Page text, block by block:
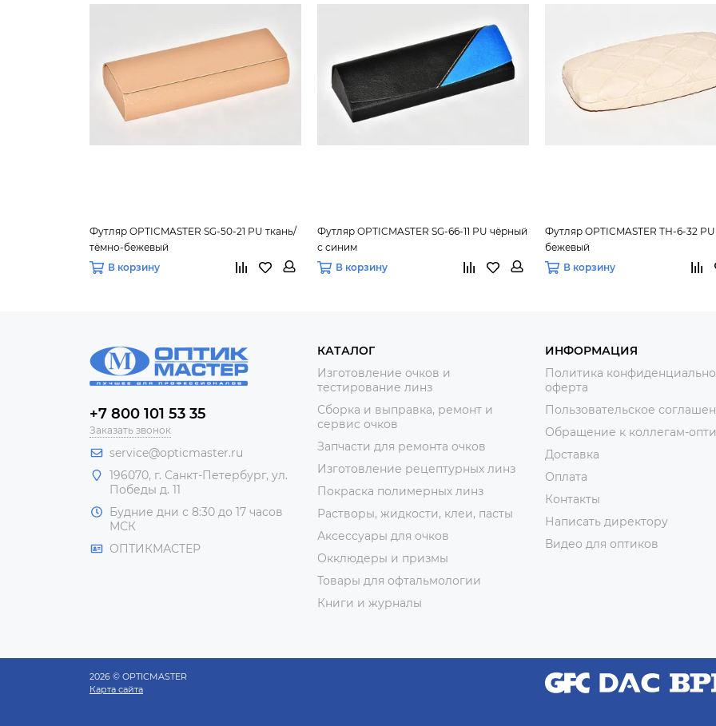
Футляр OPTICMASTER SG-50-21 PU ткань/
тёмно-бежевый
В корзину
Футляр OPTICMASTER SG-66-11 PU чёрный
с синим
В корзину
Футляр OPTICMASTER ТН-6-32
бежевый
В корзину
+7 800 101 53 35
Заказать звонок
service@opticmaster.ru
196070, г. Санкт-Петербург, ул.
Победы д. 11
Будние дни с 8:30 до 17 часов
МСК
ОПТИКМАСТЕР
КАТАЛОГ
Изготовление очков и
тестирование линз
Сборка и выправка, ремонт и
сервис очков
Запчасти для ремонта очков
Изготовление рецептурных линз
Покраска полимерных линз
Растворы, жидкости, клеи, пасты
Аксессуары для очков
Окклюдеры и призмы
Товары для офтальмологии
Книги и журналы
ИНФОРМАЦИЯ
Политика
оферта
Пользовательское
Обращение к коллегам-
Доставка
Оплата
Контакты
Написать директору
Видео для оптиков
2026 © OPTICMASTER
Карта сайта